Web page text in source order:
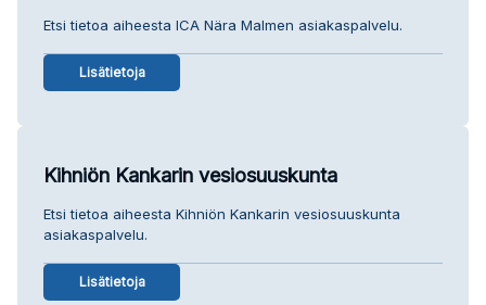
Etsi tietoa aiheesta ICA Nära Malmen asiakaspalvelu.
Lisätietoja
Kihniön Kankarin vesiosuuskunta
Etsi tietoa aiheesta Kihniön Kankarin vesiosuuskunta
asiakaspalvelu.
Lisätietoja